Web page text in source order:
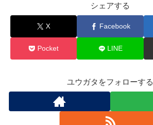
シェアする
X Facebook
Pocket LINE
ユウガタをフォローする